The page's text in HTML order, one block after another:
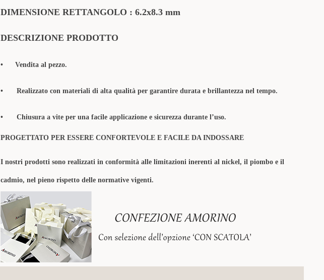
DIMENSIONE RETTANGOLO : 6.2x8.3 mm
DESCRIZIONE PRODOTTO
• Vendita al pezzo.
• Realizzato con materiali di alta qualità per garantire durata e brillantezza nel tempo.
• Chiusura a vite per una facile applicazione e sicurezza durante l’uso.
PROGETTATO PER ESSERE CONFORTEVOLE E FACILE DA INDOSSARE
I nostri prodotti sono realizzati in conformità alle limitazioni inerenti al nickel, il piombo e il
cadmio, nel pieno rispetto delle normative vigenti.